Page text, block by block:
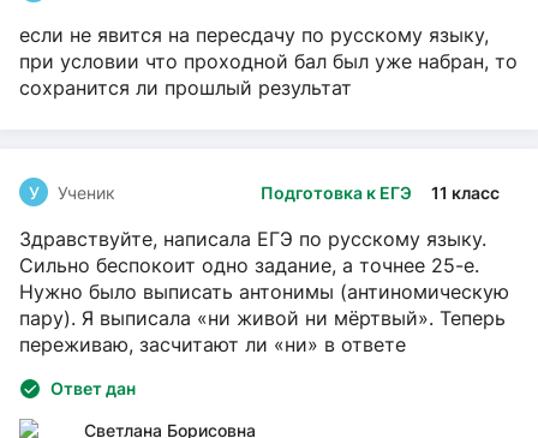
если не явится на пересдачу по русскому языку,
при условии что проходной бал был уже набран, то
сохранится ли прошлый результат
Подготовка к ЕГЭ 11 класс
У Ученик
Здравствуйте, написала ЕГЭ по русскому языку.
Сильно беспокоит одно задание, а точнее 25-е.
Нужно было выписать антонимы (антиномическую
пару). Я выписала «ни живой ни мёртвый». Теперь
переживаю, засчитают ли «ни» в ответе
Ответ дан
Светлана Борисовна